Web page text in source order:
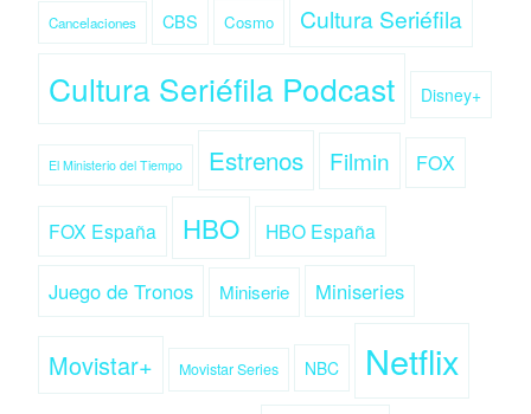
Cancelaciones CBS Cosmo Cultura Seriéfila
Cultura Seriéfila Podcast Disney+
El Ministerio del Tiempo Estrenos Filmin FOX
FOX España HBO HBO España
Juego de Tronos Miniserie Miniseries
Movistar+ Movistar Series NBC Netflix